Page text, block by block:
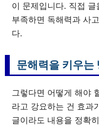
이 문제입니다. 직접
부족하면 독해력과 사
다.
문해력을 키우는
그렇다면 어떻게 해야
라고 강요하는 건 효과
글이라도 내용을 정확